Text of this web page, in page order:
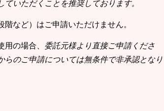
いただくことを推奨しております。
など）はご申請いただけません。
の場合、 委託元様より直接ご申請くださ
のご申請については無条件で非承認となり